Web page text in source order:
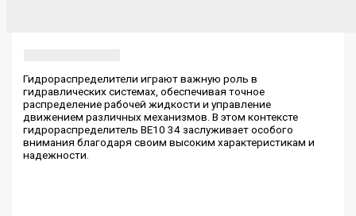
Гидрораспределители играют важную роль в
гидравлических системах, обеспечивая точное
распределение рабочей жидкости и управление
движением различных механизмов. В этом контексте
гидрораспределитель ВЕ10 34 заслуживает особого
внимания благодаря своим высоким характеристикам и
надежности.